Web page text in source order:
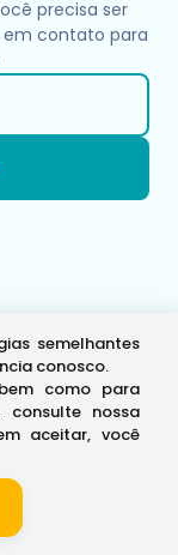
precisa ser
contato para
semelhantes
conosco.
como para
nossa
aceitar, você